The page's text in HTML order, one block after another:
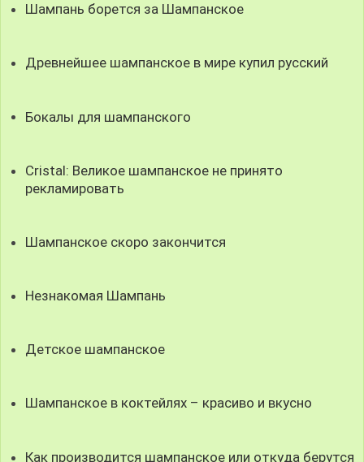
Шампань борется за Шампанское
Древнейшее шампанское в мире купил русский
Бокалы для шампанского
Cristal: Великое шампанское не принято
рекламировать
Шампанское скоро закончится
Незнакомая Шампань
Детское шампанское
Шампанское в коктейлях – красиво и вкусно
Как производится шампанское или откуда берутся